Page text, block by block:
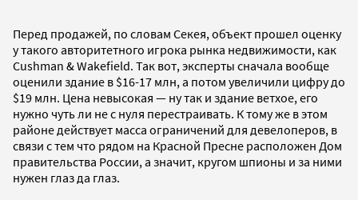
Перед продажей, по словам Секея, объект прошел оценку
у такого авторитетного игрока рынка недвижимости, как
Cushman & Wakefield. Так вот, эксперты сначала вообще
оценили здание в $16-17 млн, а потом увеличили цифру до
$19 млн. Цена невысокая — ну так и здание ветхое, его
нужно чуть ли не с нуля перестраивать. К тому же в этом
районе действует масса ограничений для девелоперов, в
связи с тем что рядом на Красной Пресне расположен Дом
правительства России, а значит, кругом шпионы и за ними
нужен глаз да глаз.